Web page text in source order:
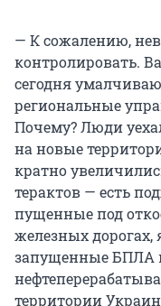
— К сожалению,
контролировать.
сегодня
региональные
Почему? Люди
на новые
кратно
терактов — есть
пущенные под
железных дорогах,
запущенные БПЛА
территории